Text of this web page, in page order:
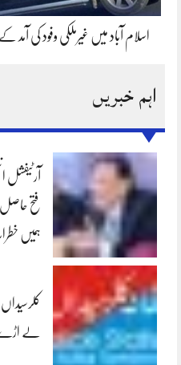
اسلام آباد میں غیرملکی وفود کی
اہم خبریں
آرٹیفشل
ہمیں
لے